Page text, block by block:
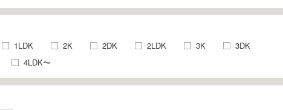
1LDK 2K 2DK 2LDK 3K
3DK
4LDK〜